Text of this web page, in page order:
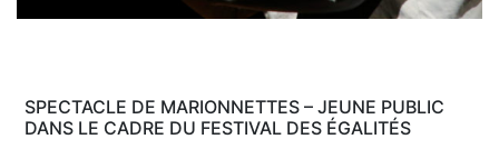
SPECTACLE DE MARIONNETTES – JEUNE PUBLIC
DANS LE CADRE DU FESTIVAL DES ÉGALITÉS